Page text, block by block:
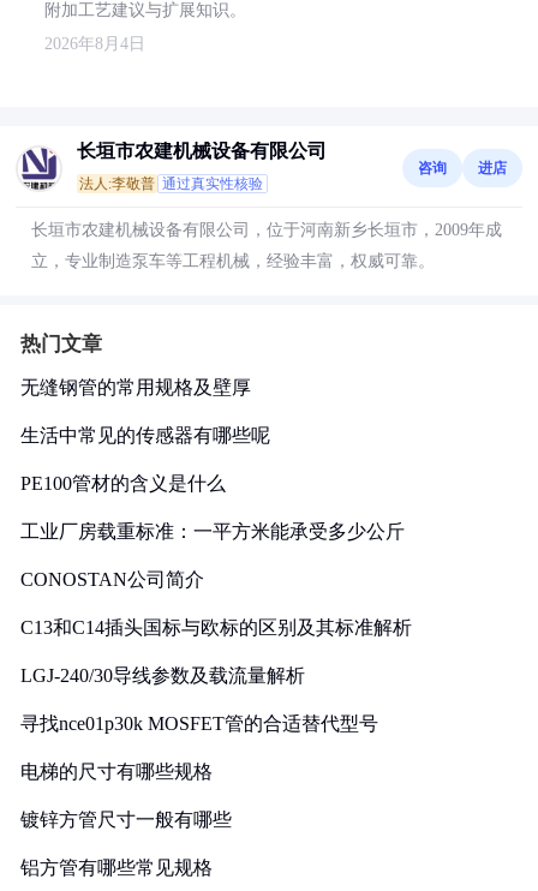
附加工艺建议与扩展知识。
2026年8月4日
长垣市农建机械设备有限公司
法人:李敬普 通过真实性核验
咨询 进店
长垣市农建机械设备有限公司，位于河南新乡长垣市，2009年成
立，专业制造泵车等工程机械，经验丰富，权威可靠。
热门文章
无缝钢管的常用规格及壁厚
生活中常见的传感器有哪些呢
PE100管材的含义是什么
工业厂房载重标准：一平方米能承受多少公斤
CONOSTAN公司简介
C13和C14插头国标与欧标的区别及其标准解析
LGJ-240/30导线参数及载流量解析
寻找nce01p30k MOSFET管的合适替代型号
电梯的尺寸有哪些规格
镀锌方管尺寸一般有哪些
铝方管有哪些常见规格